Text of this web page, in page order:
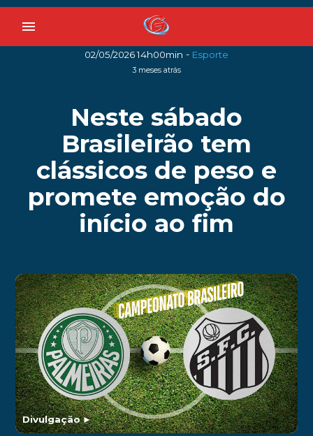
menu
02/05/2026 14h00min - Esporte
3 meses atrás
Neste sábado
Brasileirão tem
clássicos de peso e
promete emoção do
início ao fim
Divulgação►